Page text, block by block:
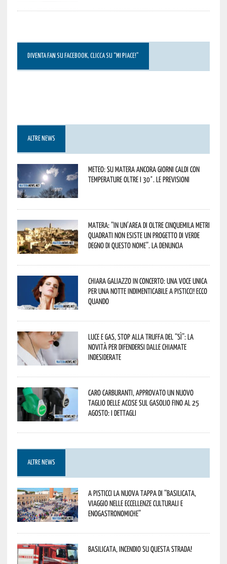
DIVENTA FAN SU FACEBOOK, CLICCA SU “MI PIACE!”
ALTRE NEWS
Meteo: su Matera ancora giorni caldi con
temperature oltre i 30°. Le previsioni
Matera: “In un’area di oltre cinquemila metri
quadrati non esiste un progetto di verde
degno di questo nome”. La denuncia
Chiara Galiazzo in concerto: una voce unica
per una notte indimenticabile a Pisticci! Ecco
quando
Luce e gas, stop alla truffa del “Sì”: la
novità per difendersi dalle chiamate
indesiderate
Caro carburanti, approvato un nuovo
taglio delle accise sul gasolio fino al 25
agosto: i dettagli
ALTRE NEWS
A Pisticci la nuova tappa di “Basilicata,
viaggio nelle eccellenze culturali e
enogastronomiche”
Basilicata, incendio su questa strada!